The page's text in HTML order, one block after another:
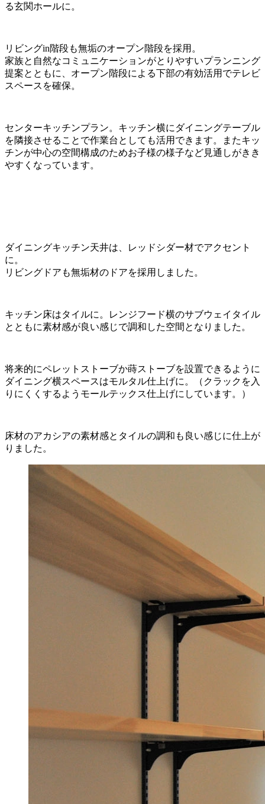
る玄関ホールに。
リビングin階段も無垢のオープン階段を採用。
家族と自然なコミュニケーションがとりやすいプランニング
提案とともに、オープン階段による下部の有効活用でテレビ
スペースを確保。
センターキッチンプラン。キッチン横にダイニングテーブル
を隣接させることで作業台としても活用できます。またキッ
チンが中心の空間構成のためお子様の様子など見通しがきき
やすくなっています。
ダイニングキッチン天井は、レッドシダー材でアクセント
に。
リビングドアも無垢材のドアを採用しました。
キッチン床はタイルに。レンジフード横のサブウェイタイル
とともに素材感が良い感じで調和した空間となりました。
将来的にペレットストーブか蒔ストーブを設置できるように
ダイニング横スペースはモルタル仕上げに。（クラックを入
りにくくするようモールテックス仕上げにしています。）
床材のアカシアの素材感とタイルの調和も良い感じに仕上が
りました。